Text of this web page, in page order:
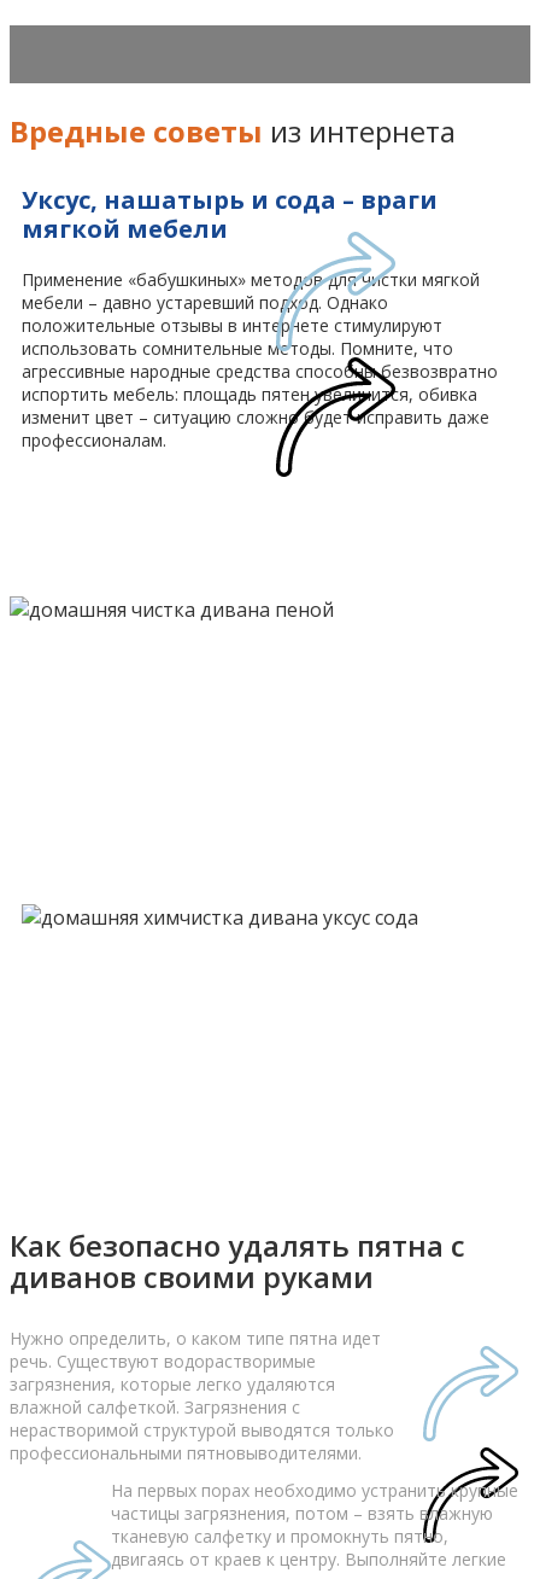
Вредные советы из интернета
Уксус, нашатырь и сода – враги
мягкой мебели
Применение «бабушкиных» методов для чистки мягкой
мебели – давно устаревший подход. Однако
положительные отзывы в интернете стимулируют
использовать сомнительные методы. Помните, что
агрессивные народные средства способны безвозвратно
испортить мебель: площадь пятен увеличится, обивка
изменит цвет – ситуацию сложно будет исправить даже
профессионалам.
Как безопасно удалять пятна с
диванов своими руками
Нужно определить, о каком типе пятна идет
речь. Существуют водорастворимые
загрязнения, которые легко удаляются
влажной салфеткой. Загрязнения с
нерастворимой структурой выводятся только
профессиональными пятновыводителями.
На первых порах необходимо устранить крупные
частицы загрязнения, потом – взять влажную
тканевую салфетку и промокнуть пятно,
двигаясь от краев к центру. Выполняйте легкие